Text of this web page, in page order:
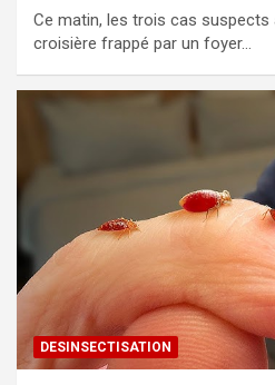
Ce matin, les trois cas suspects
croisière frappé par un foyer…
DESINSECTISATION